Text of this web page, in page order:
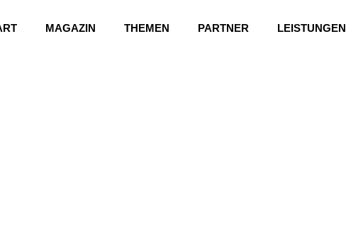
MAGAZIN THEMEN PARTNER LEISTUNGEN